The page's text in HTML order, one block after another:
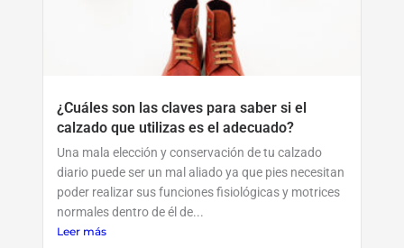
¿Cuáles son las claves para saber si el
calzado que utilizas es el adecuado?
Una mala elección y conservación de tu calzado
diario puede ser un mal aliado ya que pies necesitan
poder realizar sus funciones fisiológicas y motrices
normales dentro de él de...
Leer más